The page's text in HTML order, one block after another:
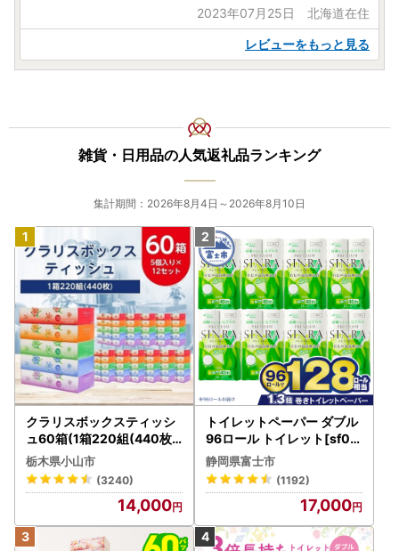
2023年07月25日 北海道在住
レビューをもっと見る
雑貨・日用品の人気返礼品ランキング
集計期間：2026年8月4日～2026年8月10日
クラリスボックスティッシ
ュ60箱(1箱220組(440枚))
(5個入り×12セット)【配送
不可地域：離島・沖縄県】
【1256759】
栃木県小山市
(3240)
14,000
トイレットペーパー ダブル
96ロール トイレット[sf00
1-012]
静岡県富士市
(1192)
17,000